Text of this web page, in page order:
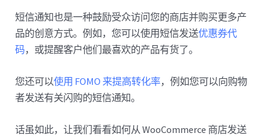
短信通知也是一种鼓励受众访问您的商店并购买更多产
品的创意方式。例如，您可以使用短信发送优惠券代
码，或提醒客户他们最喜欢的产品有货了。
您还可以使用 FOMO 来提高转化率，例如您可以向购物
者发送有关闪购的短信通知。
话虽如此，让我们看看如何从 WooCommerce 商店发送